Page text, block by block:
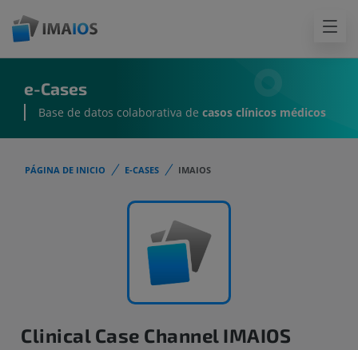
e-Cases
Base de datos colaborativa de casos clínicos médicos
PÁGINA DE INICIO E-CASES IMAIOS
Clinical Case Channel IMAIOS